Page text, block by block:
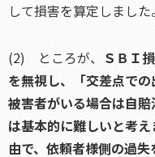
して損害を算定しました。
(2) ところが、 ＳＢＩ
を無視し、「交差点で
被害者がいる場合は自
は基本的に難しいと考
由で、依頼者様側の過